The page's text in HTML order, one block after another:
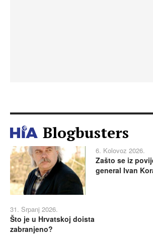
Blogbusters
6. Kolovoz 2026.
Zašto se iz
general Ivan
31. Srpanj 2026.
Što je u Hrvatskoj doista
zabranjeno?